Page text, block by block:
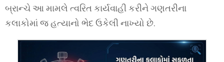
બ્રાન્ચે આ મામલે ત્વરિત કાર્યવાહી કરીને ગણતરીના
કલાકોમાં જ હત્યાનો ભેદ ઉકેલી નાખ્યો છે.